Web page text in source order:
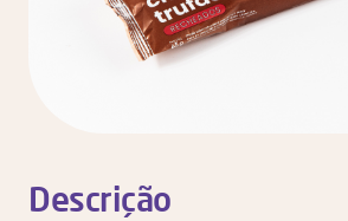
Descrição